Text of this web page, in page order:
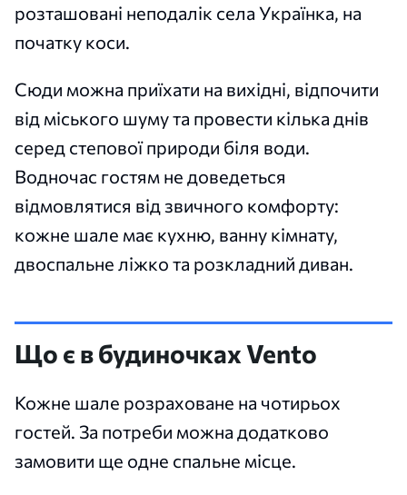
розташовані неподалік села Українка, на
початку коси.
Сюди можна приїхати на вихідні, відпочити
від міського шуму та провести кілька днів
серед степової природи біля води.
Водночас гостям не доведеться
відмовлятися від звичного комфорту:
кожне шале має кухню, ванну кімнату,
двоспальне ліжко та розкладний диван.
Що є в будиночках Vento
Кожне шале розраховане на чотирьох
гостей. За потреби можна додатково
замовити ще одне спальне місце.